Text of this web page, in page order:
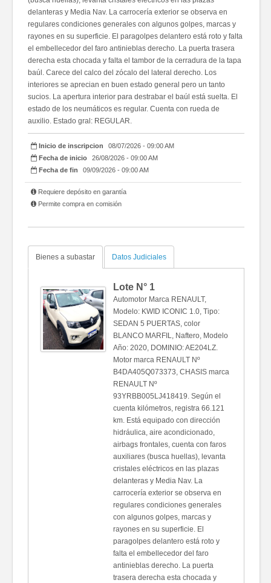
delanteras y Media Nav. La carrocería exterior se observa en
regulares condiciones generales con algunos golpes, marcas y
rayones en su superficie. El paragolpes delantero está roto y falta
el embellecedor del faro antinieblas derecho. La puerta trasera
derecha esta chocada y falta el tambor de la cerradura de la tapa
baúl. Carece del calco del zócalo del lateral derecho. Los
interiores se aprecian en buen estado general pero un tanto
sucios. La apertura interior para destrabar el baúl está suelta. El
estado de los neumáticos es regular. Cuenta con rueda de
auxilio. Estado gral: REGULAR.
Inicio de inscripcion
08/07/2026 - 09:00 AM
Fecha de inicio
26/08/2026 - 09:00 AM
Fecha de fin
09/09/2026 - 09:00 AM
Requiere depósito en garantía
Permite compra en comisión
Bienes a subastar Datos Judiciales
Lote N° 1
Automotor Marca RENAULT,
Modelo: KWID ICONIC 1.0, Tipo:
SEDAN 5 PUERTAS, color
BLANCO MARFIL, Naftero, Modelo
Año: 2020, DOMINIO: AE204LZ.
Motor marca RENAULT Nº
B4DA405Q073373, CHASIS marca
RENAULT Nº
93YRBB005LJ418419. Según el
cuenta kilómetros, registra 66.121
km. Está equipado con dirección
hidráulica, aire acondicionado,
airbags frontales, cuenta con faros
auxiliares (busca huellas), levanta
cristales eléctricos en las plazas
delanteras y Media Nav. La
carrocería exterior se observa en
regulares condiciones generales
con algunos golpes, marcas y
rayones en su superficie. El
paragolpes delantero está roto y
falta el embellecedor del faro
antinieblas derecho. La puerta
trasera derecha esta chocada y